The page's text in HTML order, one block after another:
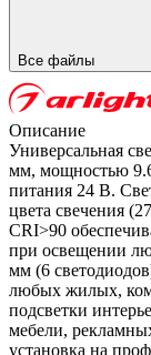
Все файлы
Описание
Универсальная
мм, мощностью
питания 24 В.
цвета свечения
CRI>90
при освещении
мм (6
любых жилых,
подсветки
мебели,
установка на